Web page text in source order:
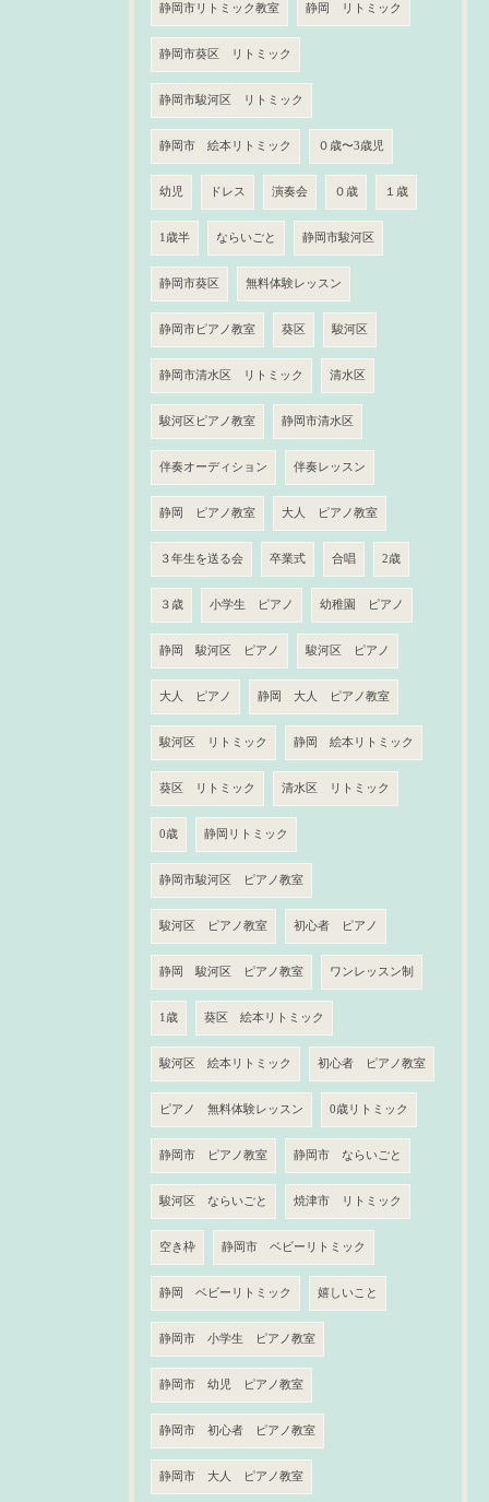
静岡市リトミック教室 静岡 リトミック
静岡市葵区 リトミック
静岡市駿河区 リトミック
静岡市 絵本リトミック ０歳〜3歳児
幼児 ドレス 演奏会 ０歳 １歳
1歳半 ならいごと 静岡市駿河区
静岡市葵区 無料体験レッスン
静岡市ピアノ教室 葵区 駿河区
静岡市清水区 リトミック 清水区
駿河区ピアノ教室 静岡市清水区
伴奏オーディション 伴奏レッスン
静岡 ピアノ教室 大人 ピアノ教室
３年生を送る会 卒業式 合唱 2歳
３歳 小学生 ピアノ 幼稚園 ピアノ
静岡 駿河区 ピアノ 駿河区 ピアノ
大人 ピアノ 静岡 大人 ピアノ教室
駿河区 リトミック 静岡 絵本リトミック
葵区 リトミック 清水区 リトミック
0歳 静岡リトミック
静岡市駿河区 ピアノ教室
駿河区 ピアノ教室 初心者 ピアノ
静岡 駿河区 ピアノ教室 ワンレッスン制
1歳 葵区 絵本リトミック
駿河区 絵本リトミック 初心者 ピアノ教室
ピアノ 無料体験レッスン 0歳リトミック
静岡市 ピアノ教室 静岡市 ならいごと
駿河区 ならいごと 焼津市 リトミック
空き枠 静岡市 ベビーリトミック
静岡 ベビーリトミック 嬉しいこと
静岡市 小学生 ピアノ教室
静岡市 幼児 ピアノ教室
静岡市 初心者 ピアノ教室
静岡市 大人 ピアノ教室